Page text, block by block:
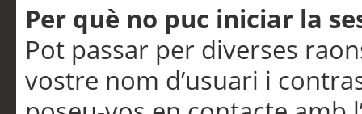
Per què no puc iniciar la
Pot passar per diverses
vostre nom d’usuari i